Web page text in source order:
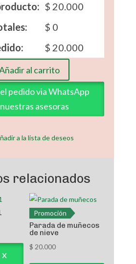
$ 20.000
$ 0
$ 20.000
al carrito
pedido via WhatsApp
asesoras
a la lista de deseos
relacionados
x
Promoción
Parada de muñecos
de nieve
$ 20.000